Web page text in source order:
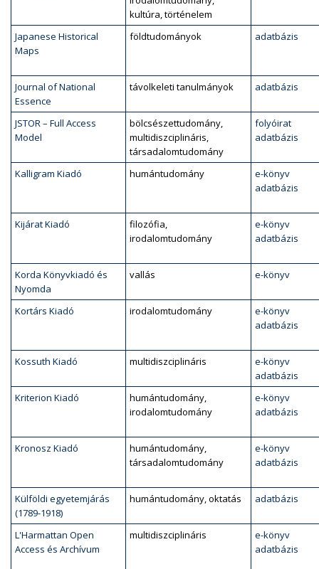
kultúra, történelem
Japanese Historical
Maps
földtudományok adatbázis
Journal of National
Essence
távolkeleti tanulmányok adatbázis
JSTOR – Full Access
Model
bölcsészettudomány,
multidiszciplináris,
társadalomtudomány
folyóirat
adatbázis
Kalligram Kiadó humántudomány
e-könyv
adatbázis
Kijárat Kiadó
filozófia,
irodalomtudomány
e-könyv
adatbázis
Korda Könyvkiadó és
Nyomda
vallás e-könyv
Kortárs Kiadó irodalomtudomány
e-könyv
adatbázis
Kossuth Kiadó multidiszciplináris
e-könyv
adatbázis
Kriterion Kiadó
humántudomány,
irodalomtudomány
e-könyv
adatbázis
Kronosz Kiadó
humántudomány,
társadalomtudomány
e-könyv
adatbázis
Külföldi egyetemjárás
(1789-1918)
humántudomány, oktatás adatbázis
L'Harmattan Open
Access és Archívum
multidiszciplináris
e-könyv
adatbázis